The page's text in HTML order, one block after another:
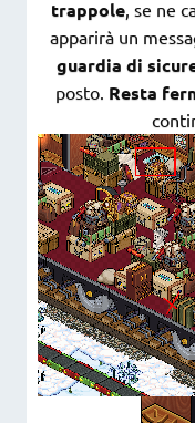
trappole, se ne
apparirà un
guardia di
posto. Resta